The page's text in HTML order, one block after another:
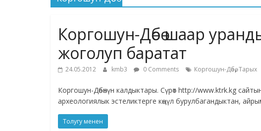
Коргошун-Дөбө шаар
жоголуп баратат
24.05.2012 kmb3 0 Comments Коргошун-Дөбө,Тарых
Коргошун-Дөбөнүн калдыктары. Сүрөт http://www.ktrk.kg
археологиялык эстеликтерге көңүл бурулбагандыктан,
Толугу менен